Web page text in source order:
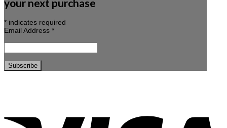
your next purchase
* indicates required
Email Address *